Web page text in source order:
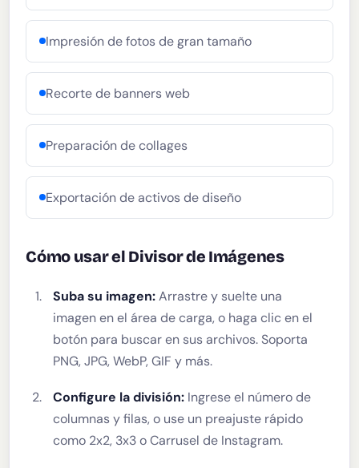
Impresión de fotos de gran tamaño
Recorte de banners web
Preparación de collages
Exportación de activos de diseño
Cómo usar el Divisor de Imágenes
Suba su imagen:Arrastre y suelte una
imagen en el área de carga, o haga clic en el
botón para buscar en sus archivos. Soporta
PNG, JPG, WebP, GIF y más.
Configure la división: Ingrese el número de
columnas y filas, o use un preajuste rápido
como 2x2, 3x3 o Carrusel de Instagram.